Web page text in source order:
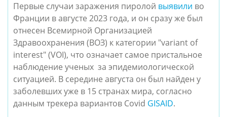
Первые случаи заражения пиролой выявили во
Франции в августе 2023 года, и он сразу же был
отнесен Всемирной Организацией
Здравоохранения (ВОЗ) к категории "variant of
interest" (VOI), что означает самое пристальное
наблюдение ученых  за эпидемиологической
ситуацией. В середине августа он был найден у
заболевших уже в 15 странах мира, согласно
данным трекера вариантов Covid GISAID.